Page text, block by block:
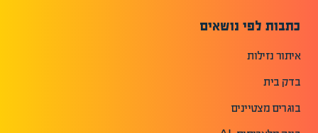
כתבות לפי נושאים
איתור נזילות
בדק בית
בוגרים מצטיינים